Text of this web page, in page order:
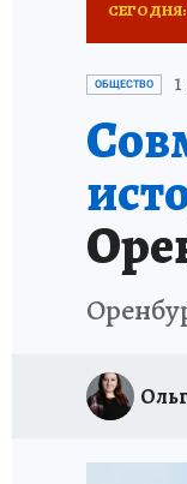
СЕГОДНЯ:
ОБЩЕСТВО